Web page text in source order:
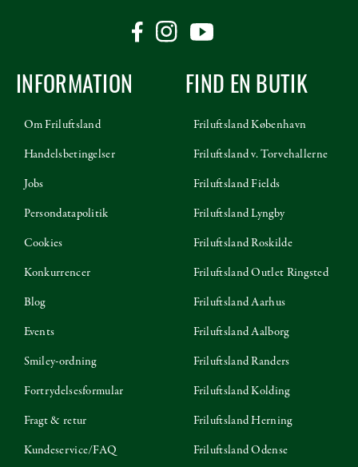
INFORMATION
Om Friluftsland
Handelsbetingelser
Jobs
Persondatapolitik
Cookies
Konkurrencer
Blog
Events
Smiley-ordning
Fortrydelsesformular
Fragt & retur
Kundeservice/FAQ
FIND EN BUTIK
Friluftsland København
Friluftsland v. Torvehallerne
Friluftsland Fields
Friluftsland Lyngby
Friluftsland Roskilde
Friluftsland Outlet Ringsted
Friluftsland Aarhus
Friluftsland Aalborg
Friluftsland Randers
Friluftsland Kolding
Friluftsland Herning
Friluftsland Odense